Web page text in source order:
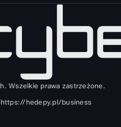
Wszelkie prawa zastrzeżone.
https://hedepy.pl/business